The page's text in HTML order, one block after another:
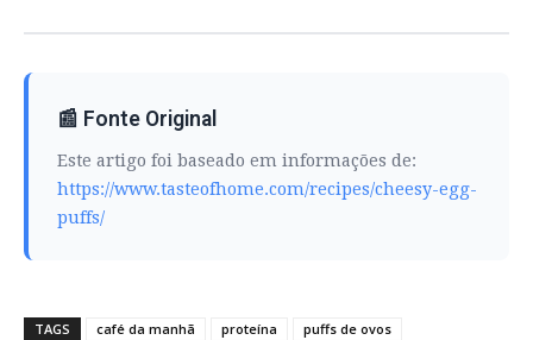
📰 Fonte Original
Este artigo foi baseado em informações de:
https://www.tasteofhome.com/recipes/cheesy-egg-
puffs/
TAGS café da manhã proteína
puffs de ovos